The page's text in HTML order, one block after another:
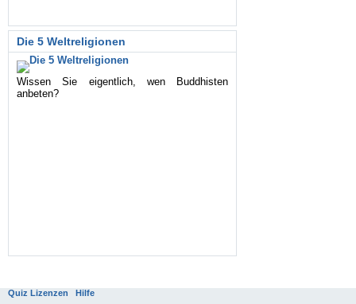
Die 5 Weltreligionen
Wissen Sie eigentlich, wen Buddhisten
anbeten?
Quiz Lizenzen Hilfe